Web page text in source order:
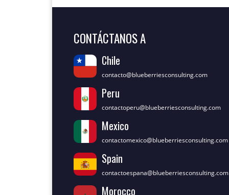
CONTÁCTANOS A
Chile
contacto@blueberriesconsulting.com
Peru
contactoperu@blueberriesconsulting.com
Mexico
contactomexico@blueberriesconsulting.com
Spain
contactoespana@blueberriesconsulting.com
Morocco